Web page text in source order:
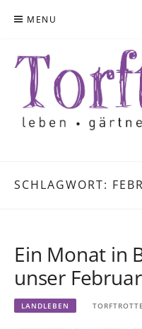
MENU
SCHLAGWORT:
Ein Monat in
unser Februar
LANDLEBEN